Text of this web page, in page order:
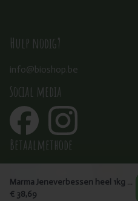
Marma Jeneverbessen heel 1kg - Juniperus communis
€ 38,69
Hulp nodig?
info@bioshop.be
Social media
Betaalmethode